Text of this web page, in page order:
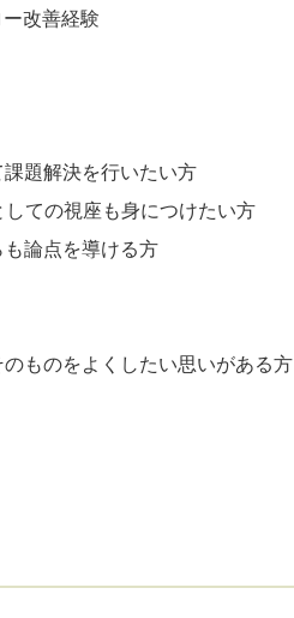
改善経験
題解決を行いたい方
しての視座も身につけたい方
も論点を導ける方
ものをよくしたい思いがある方